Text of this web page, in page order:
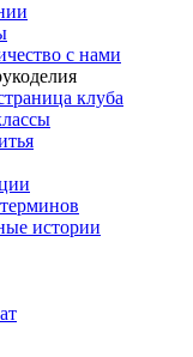
с нами
клуба
истории